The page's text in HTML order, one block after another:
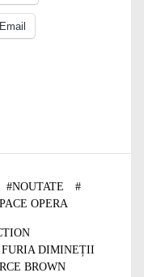
Email
#NOUTATE
#
OPERA
FURIA DIMINEȚII
BROWN